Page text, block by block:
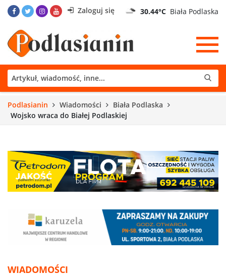
Zaloguj się 30.44°C Biała Podlaska
Podlasianin Wiadomości
Biała Podlaska
Wojsko wraca do Białej Podlaskiej
WIADOMOŚCI